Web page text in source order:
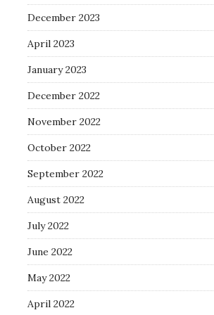
December 2023
April 2023
January 2023
December 2022
November 2022
October 2022
September 2022
August 2022
July 2022
June 2022
May 2022
April 2022